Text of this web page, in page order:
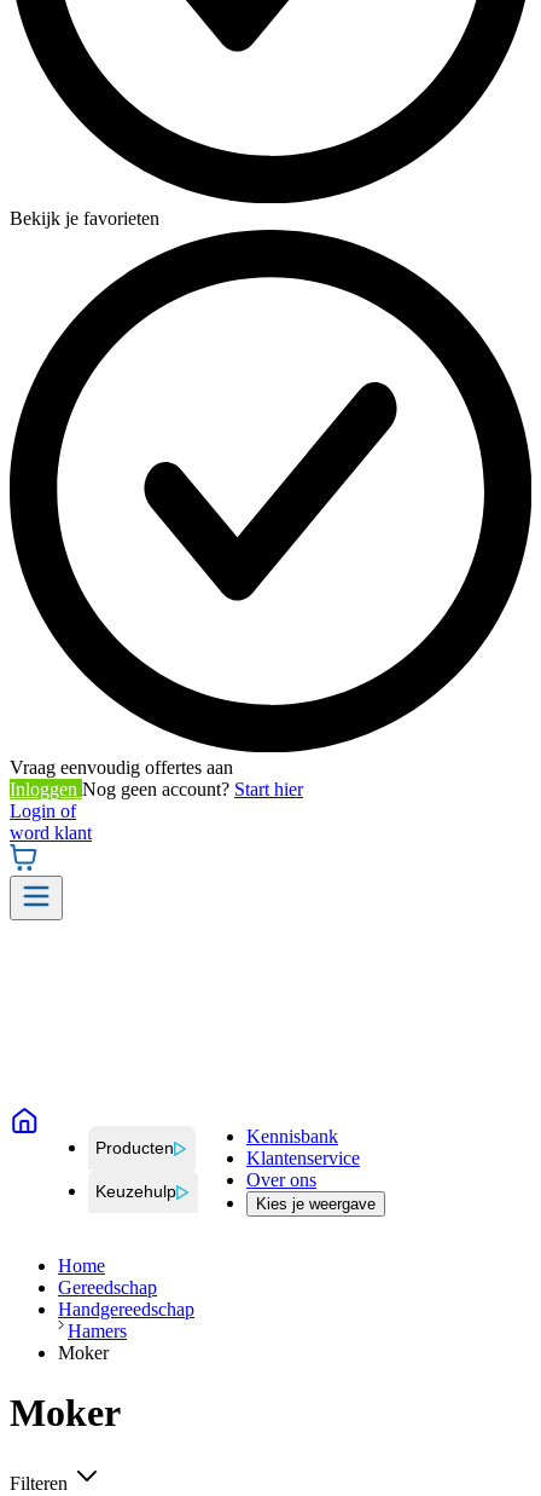
Bekijk je favorieten
Vraag eenvoudig offertes aan
Inloggen Nog geen account? Start hier
Login of
word klant
Producten
Keuzehulp
Kennisbank
Klantenservice
Over ons
Kies je weergave
Home
Gereedschap
Handgereedschap
Hamers
Moker
Moker
Filteren